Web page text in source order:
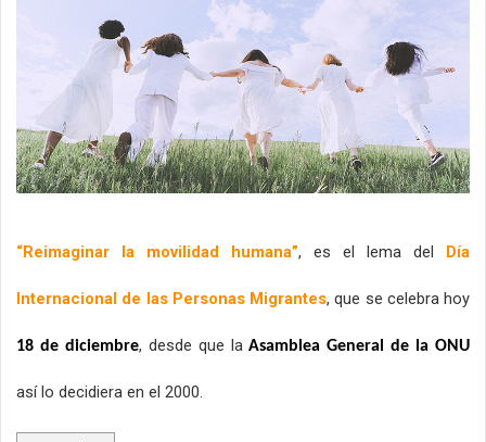
“Reimaginar la movilidad humana”, es el lema del Día
Internacional de las Personas Migrantes
18 de diciembre, desde que la
así lo decidiera en el 2000.